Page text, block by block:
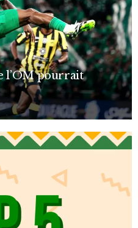
l’OM pourrait